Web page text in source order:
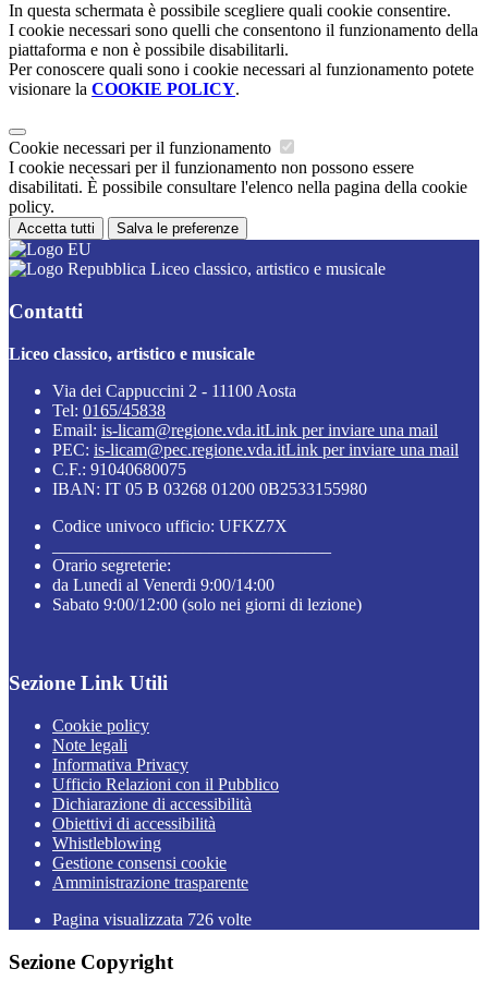
In questa schermata è possibile scegliere quali cookie consentire.
I cookie necessari sono quelli che consentono il funzionamento della
piattaforma e non è possibile disabilitarli.
Per conoscere quali sono i cookie necessari al funzionamento potete
visionare la COOKIE POLICY.
Cookie necessari per il funzionamento
I cookie necessari per il funzionamento non possono essere
disabilitati. È possibile consultare l'elenco nella pagina della cookie
policy.
Accetta tutti Salva le preferenze
Liceo classico, artistico e musicale
Contatti
Liceo classico, artistico e musicale
Via dei Cappuccini 2 - 11100 Aosta
Tel: 0165/45838
Email: is-licam@regione.vda.itLink per inviare una mail
PEC: is-licam@pec.regione.vda.itLink per inviare una mail
C.F.: 91040680075
IBAN: IT 05 B 03268 01200 0B2533155980
Codice univoco ufficio: UFKZ7X
Orario segreterie:
da Lunedi al Venerdi 9:00/14:00
Sabato 9:00/12:00 (solo nei giorni di lezione)
Sezione Link Utili
Cookie policy
Note legali
Informativa Privacy
Ufficio Relazioni con il Pubblico
Dichiarazione di accessibilità
Obiettivi di accessibilità
Whistleblowing
Gestione consensi cookie
Amministrazione trasparente
Pagina visualizzata 726 volte
Sezione Copyright